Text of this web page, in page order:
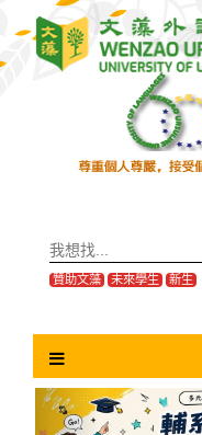
主
贊助文藻 未來學生 新生
Previous